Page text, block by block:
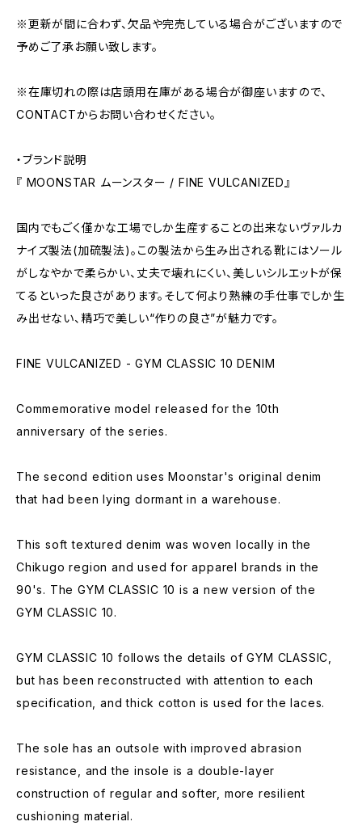
※更新が間に合わず、欠品や完売している場合がございますので
予めご了承お願い致します。
※在庫切れの際は店頭用在庫がある場合が御座いますので、
CONTACTからお問い合わせください。
・ブランド説明
『 MOONSTAR ムーンスター / FINE VULCANIZED』
国内でもごく僅かな工場でしか生産することの出来ないヴァルカ
ナイズ製法(加硫製法)。この製法から生み出される靴にはソール
がしなやかで柔らかい、丈夫で壊れにくい、美しいシルエットが保
てるといった良さがあります。そして何より熟練の手仕事でしか生
み出せない、精巧で美しい“作りの良さ”が魅力です。
FINE VULCANIZED - GYM CLASSIC 10 DENIM
Commemorative model released for the 10th
anniversary of the series.
The second edition uses Moonstar's original denim
that had been lying dormant in a warehouse.
This soft textured denim was woven locally in the
Chikugo region and used for apparel brands in the
90's. The GYM CLASSIC 10 is a new version of the
GYM CLASSIC 10.
GYM CLASSIC 10 follows the details of GYM CLASSIC,
but has been reconstructed with attention to each
specification, and thick cotton is used for the laces.
The sole has an outsole with improved abrasion
resistance, and the insole is a double-layer
construction of regular and softer, more resilient
cushioning material.